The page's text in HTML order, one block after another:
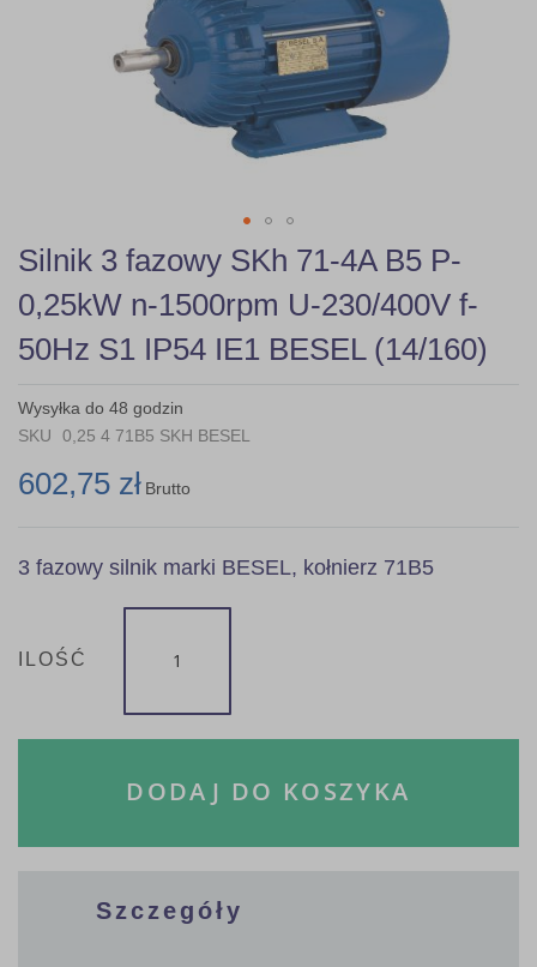
Skip
to
the
beginning
of
the
gallery
Silnik 3 fazowy SKh 71-4A B5 P-
0,25kW n-1500rpm U-230/400V f-
50Hz S1 IP54 IE1 BESEL (14/160)
Wysyłka do 48 godzin
SKU
0,25 4 71B5 SKH BESEL
602,75 zł Brutto
3 fazowy silnik marki BESEL, kołnierz 71B5
ILOŚĆ
DODAJ DO KOSZYKA
Szczegóły